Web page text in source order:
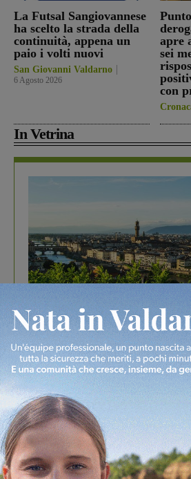
La Futsal Sangiovannese
ha scelto la strada della
continuità, appena un
paio i volti nuovi
San Giovanni Valdarno
6 Agosto 2026
apre
sei
con
In Vetrina
In vetrina 6 Agosto 2026
Gita di famiglia a Firenze: 5
divertire i tuoi figli